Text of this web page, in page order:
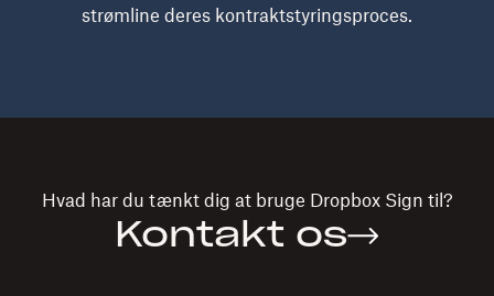
strømline deres kontraktstyringsproces.
Hvad har du tænkt dig at bruge Dropbox Sign til?
Kontakt os